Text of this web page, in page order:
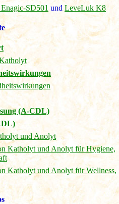
Enagic-SD501 und LeveLuk K8
(A-CDL)
und Anolyt
Katholyt und Anolyt für Hygiene,
Katholyt und Anolyt für Wellness,